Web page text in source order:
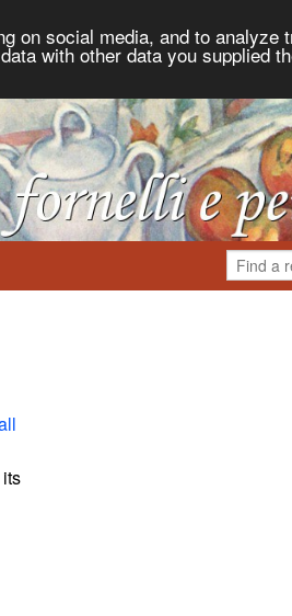
on social media, and to
with other data you supplied